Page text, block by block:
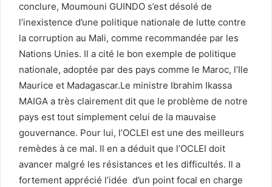
conclure, Moumouni GUINDO s’est désolé de
l’inexistence d’une politique nationale de lutte contre
la corruption au Mali, comme recommandée par les
Nations Unies. Il a cité le bon exemple de politique
nationale, adoptée par des pays comme le Maroc, l’Ile
Maurice et Madagascar.Le ministre Ibrahim Ikassa
MAIGA a très clairement dit que le problème de notre
pays est tout simplement celui de la mauvaise
gouvernance. Pour lui, l’OCLEI est une des meilleurs
remèdes à ce mal. Il en a déduit que l’OCLEI doit
avancer malgré les résistances et les difficultés. Il a
fortement apprécié l’idée d’un point focal en charge